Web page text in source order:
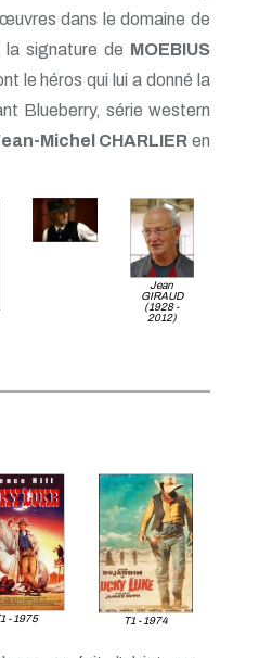
dans le domaine de
signature de MOEBIUS
le héros qui lui a donné la
Blueberry, série western
Michel CHARLIER en
Jean
GIRAUD
(1928 -
2012)
- 1975
T1 - 1974